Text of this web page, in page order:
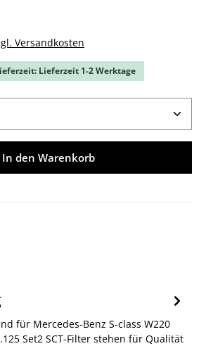
Versandkosten
Lieferzeit 1-2 Werktage
Gib den gewünschten Wert ein
In den Warenkorb
für Mercedes-Benz S-class W220
Set2 SCT-Filter stehen für Qualität